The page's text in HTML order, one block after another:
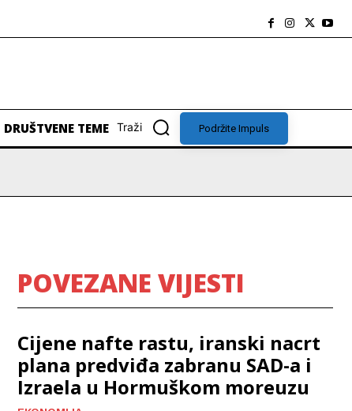
DRUŠTVENE TEME Traži Podržite Impuls
POVEZANE VIJESTI
Cijene nafte rastu, iranski nacrt
plana predviđa zabranu SAD-a i
Izraela u Hormuškom moreuzu